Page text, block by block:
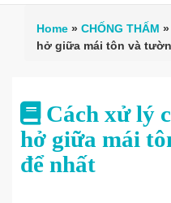
Home » CHỐNG THẤM »
hở giữa mái tôn và
Cách xử lý
hở giữa mái
để nhất